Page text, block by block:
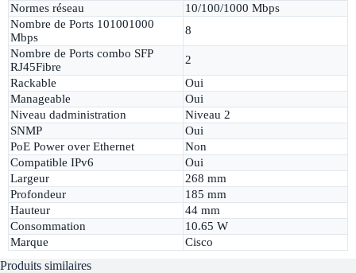
Normes réseau
10/100/1000 Mbps
Nombre de Ports 101001000
Mbps
8
Nombre de Ports combo SFP
RJ45Fibre
2
Rackable
Oui
Manageable
Oui
Niveau dadministration
Niveau 2
SNMP
Oui
PoE Power over Ethernet
Non
Compatible IPv6
Oui
Largeur
268 mm
Profondeur
185 mm
Hauteur
44 mm
Consommation
10.65 W
Marque
Cisco
Produits similaires